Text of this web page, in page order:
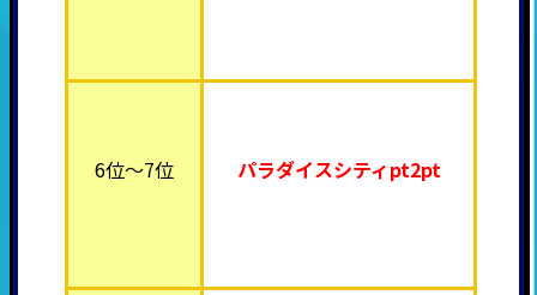
6位～7位 パラダイスシティpt2pt